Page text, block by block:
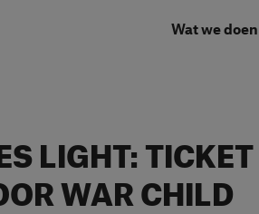
Wat we doen
LIGHT:
WAR CHILD